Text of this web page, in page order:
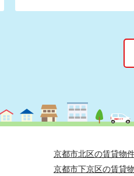
京都市北区の賃貸物
京都市下京区の賃貸